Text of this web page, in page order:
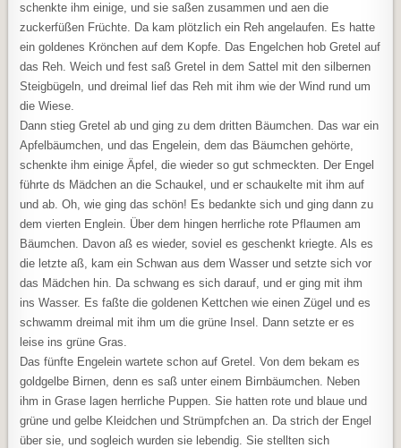
schenkte ihm einige, und sie saßen zusammen und aen die
zuckerfüßen Früchte. Da kam plötzlich ein Reh angelaufen. Es hatte
ein goldenes Krönchen auf dem Kopfe. Das Engelchen hob Gretel auf
das Reh. Weich und fest saß Gretel in dem Sattel mit den silbernen
Steigbügeln, und dreimal lief das Reh mit ihm wie der Wind rund um
die Wiese.
Dann stieg Gretel ab und ging zu dem dritten Bäumchen. Das war ein
Apfelbäumchen, und das Engelein, dem das Bäumchen gehörte,
schenkte ihm einige Äpfel, die wieder so gut schmeckten. Der Engel
führte ds Mädchen an die Schaukel, und er schaukelte mit ihm auf
und ab. Oh, wie ging das schön! Es bedankte sich und ging dann zu
dem vierten Englein. Über dem hingen herrliche rote Pflaumen am
Bäumchen. Davon aß es wieder, soviel es geschenkt kriegte. Als es
die letzte aß, kam ein Schwan aus dem Wasser und setzte sich vor
das Mädchen hin. Da schwang es sich darauf, und er ging mit ihm
ins Wasser. Es faßte die goldenen Kettchen wie einen Zügel und es
schwamm dreimal mit ihm um die grüne Insel. Dann setzte er es
leise ins grüne Gras.
Das fünfte Engelein wartete schon auf Gretel. Von dem bekam es
goldgelbe Birnen, denn es saß unter einem Birnbäumchen. Neben
ihm in Grase lagen herrliche Puppen. Sie hatten rote und blaue und
grüne und gelbe Kleidchen und Strümpfchen an. Da strich der Engel
über sie, und sogleich wurden sie lebendig. Sie stellten sich